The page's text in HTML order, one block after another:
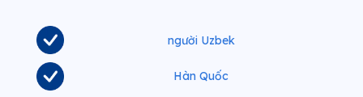
người Uzbek
Hàn Quốc